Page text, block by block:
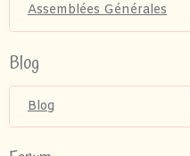
Assemblées Générales
Blog
Blog